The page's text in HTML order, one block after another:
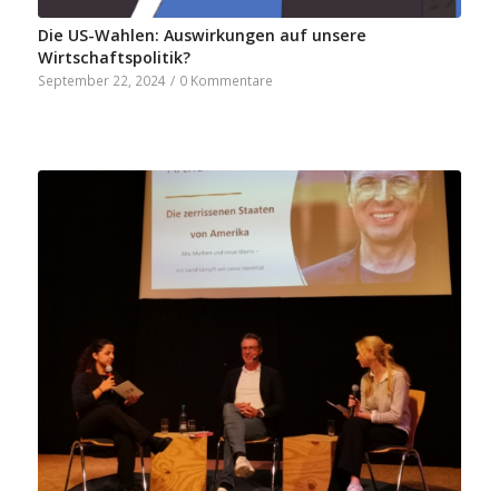
Die US-Wahlen: Auswirkungen auf unsere
Wirtschaftspolitik?
September 22, 2024 / 0 Kommentare